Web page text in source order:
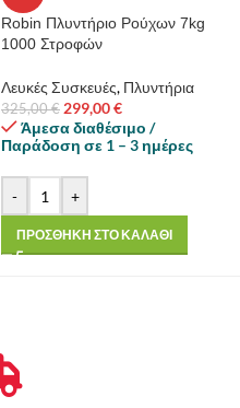
Robin Πλυντήριο Ρούχων 7kg
1000 Στροφών
Λευκές Συσκευές, Πλυντήρια
325,00€ 299,00€
Άμεσα διαθέσιμο /
Παράδοση σε 1 – 3 ημέρες
- +
ΠΡΟΣΘΗΚΗ ΣΤΟ ΚΑΛΑΘΙ